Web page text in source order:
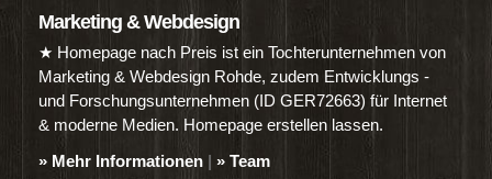
Marketing & Webdesign
★ Homepage nach Preis ist ein Tochterunternehmen von
Marketing & Webdesign Rohde, zudem Entwicklungs -
und Forschungsunternehmen (ID GER72663) für Internet
& moderne Medien. Homepage erstellen lassen.
» Mehr Informationen | » Team